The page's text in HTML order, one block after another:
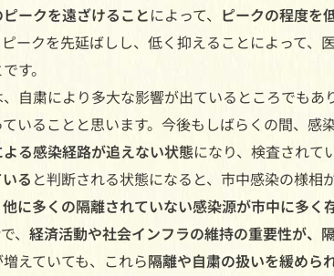
ークを遠ざけることによって、 ピークの程度を
ークを先延ばしし、低く抑えることによって
す。
自粛により多大な影響が出ているところでも
いることと思います。今後もしばらくの間、感
る感染経路が追えない状態になり、検査されて
る と判断される状態になると、市中感染の様相
に多くの隔離されていない感染源が市中に多く
、 経済活動や社会インフラの維持の重要性が、
えていても、これら隔離や自粛の扱いを緩めら